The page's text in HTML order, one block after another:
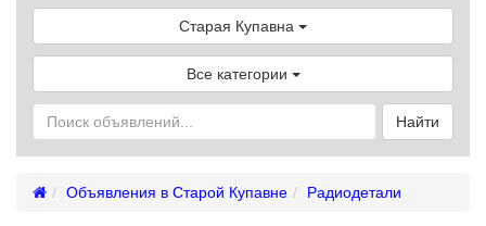
Старая Купавна
Все категории
Найти
Объявления в Старой Купавне Радиодетали